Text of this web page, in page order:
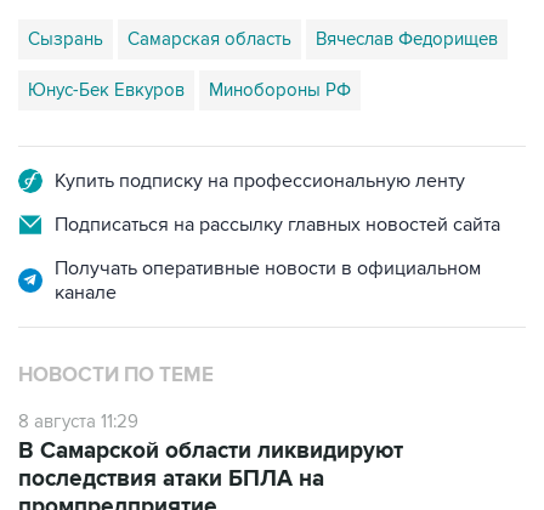
Юнус-Бек Евкуров Минобороны РФ
Подписаться на рассылку главных новостей сайта
Получать оперативные новости в официальном
НОВОСТИ ПО ТЕМЕ
8 августа 11:29
последствия атаки БПЛА на
промпредприятие